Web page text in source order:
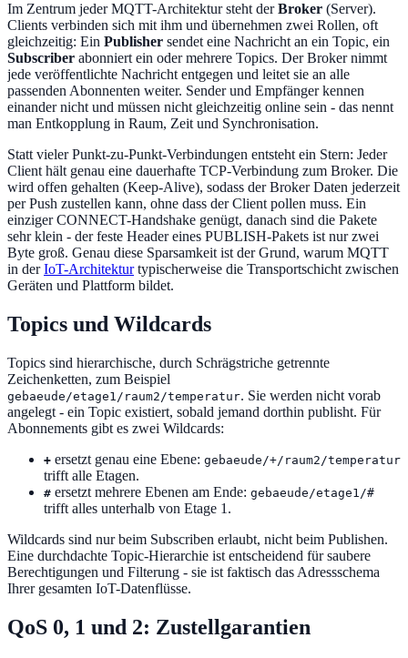
Im Zentrum jeder MQTT-Architektur steht derBroker (Server).
Clients verbinden sich mit ihm und übernehmen zwei Rollen, oft
gleichzeitig: Ein Publisher sendet eine Nachricht an ein Topic, ein
Subscriber abonniert ein oder mehrere Topics. Der Broker nimmt
jede veröffentlichte Nachricht entgegen und leitet sie an alle
passenden Abonnenten weiter. Sender und Empfänger kennen
einander nicht und müssen nicht gleichzeitig online sein - das nennt
man Entkopplung in Raum, Zeit und Synchronisation.
Statt vieler Punkt-zu-Punkt-Verbindungen entsteht ein Stern: Jeder
Client hält genau eine dauerhafte TCP-Verbindung zum Broker. Die
wird offen gehalten (Keep-Alive), sodass der Broker Daten jederzeit
per Push zustellen kann, ohne dass der Client pollen muss. Ein
einziger CONNECT-Handshake genügt, danach sind die Pakete
sehr klein - der feste Header eines PUBLISH-Pakets ist nur zwei
Byte groß. Genau diese Sparsamkeit ist der Grund, warum MQTT
in derIoT-Architekturtypischerweise die Transportschicht zwischen
Geräten und Plattform bildet.
Topics und Wildcards
Topics sind hierarchische, durch Schrägstriche getrennte
Zeichenketten, zum Beispiel
gebaeude/etage1/raum2/temperatur. Sie werden nicht vorab
angelegt - ein Topic existiert, sobald jemand dorthin publisht. Für
Abonnements gibt es zwei Wildcards:
+ ersetzt genau eine Ebene: gebaeude/+/raum2/temperatur
trifft alle Etagen.
# ersetzt mehrere Ebenen am Ende: gebaeude/etage1/#
trifft alles unterhalb von Etage 1.
Wildcards sind nur beim Subscriben erlaubt, nicht beim Publishen.
Eine durchdachte Topic-Hierarchie ist entscheidend für saubere
Berechtigungen und Filterung - sie ist faktisch das Adressschema
Ihrer gesamten IoT-Datenflüsse.
QoS 0, 1 und 2: Zustellgarantien